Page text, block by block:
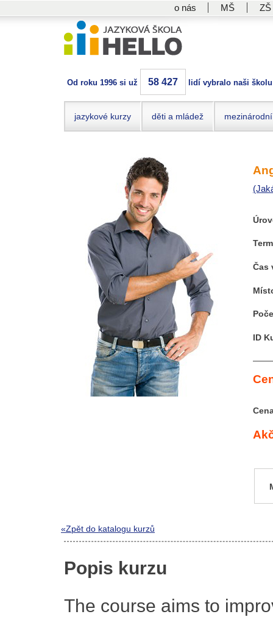
o nás MŠ ZŠ
Od roku 1996 si už 58 427 lidí vybralo naši
jazykové kurzy děti a mládež
Čas
ID
«Zpět do katalogu kurzů
Popis kurzu
The course aims to